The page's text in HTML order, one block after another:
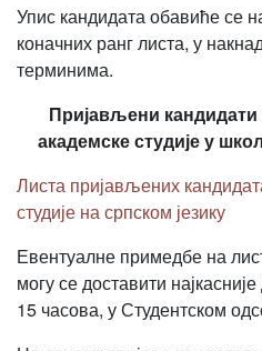
Упис кандидата обавиће се
коначних ранг листа, у
терминима.
Пријављени кандидати
академске студије у
Листа пријављених
студије на српском језику
Евентуалне примедбе на
могу се доставити
15 часова, у Студентском